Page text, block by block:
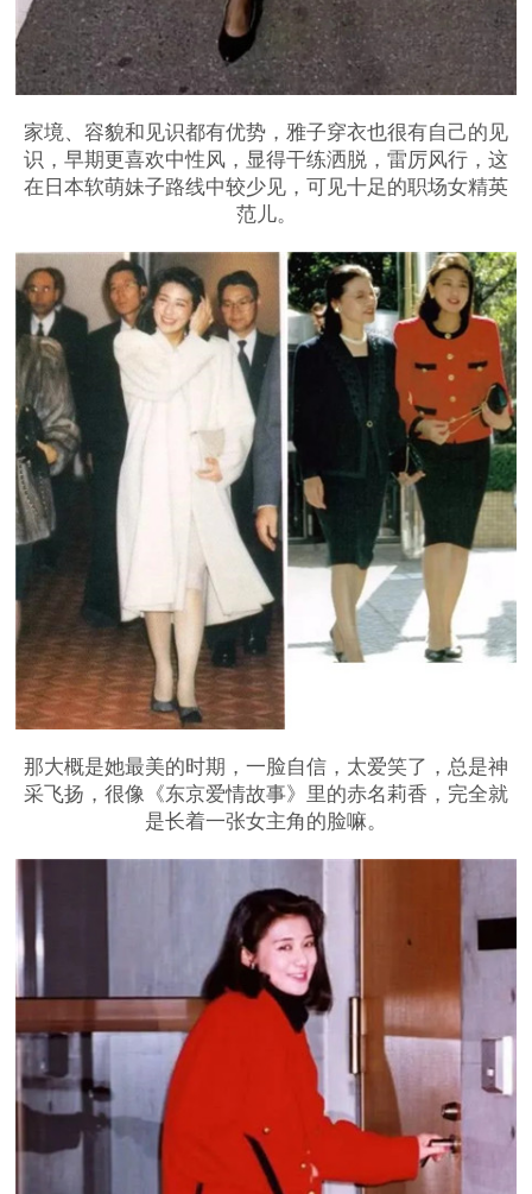
家境、容貌和见识都有优势，雅子穿衣也很有自己的见
识，早期更喜欢中性风，显得干练洒脱，雷厉风行，这
在日本软萌妹子路线中较少见，可见十足的职场女精英
范儿。
那大概是她最美的时期，一脸自信，太爱笑了，总是神
采飞扬，很像《东京爱情故事》里的赤名莉香，完全就
是长着一张女主角的脸嘛。